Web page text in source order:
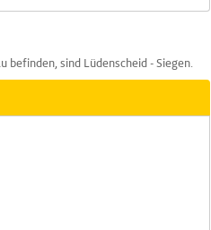
befinden, sind Lüdenscheid - Siegen.